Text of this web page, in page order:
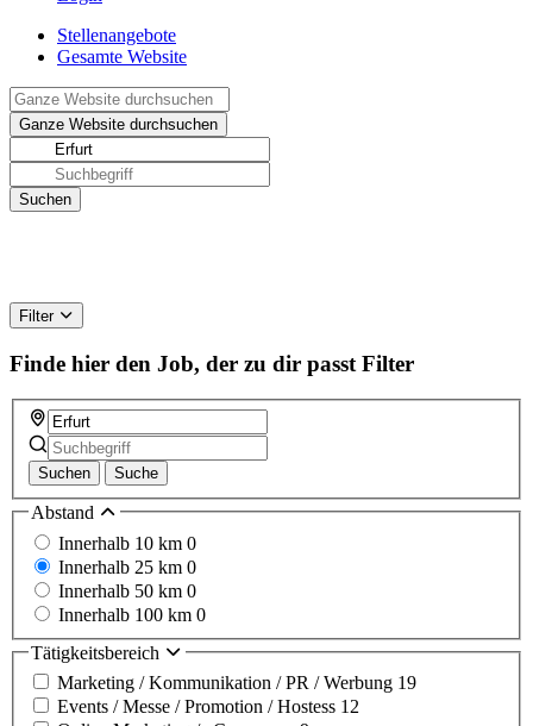
Stellenangebote
Gesamte Website
Filter
Finde hier den Job, der zu dir passt Filter
Suchen Suche
Abstand
Innerhalb 10 km 0
Innerhalb 25 km 0
Innerhalb 50 km 0
Innerhalb 100 km 0
Tätigkeitsbereich
Marketing / Kommunikation / PR / Werbung 19
Events / Messe / Promotion / Hostess 12